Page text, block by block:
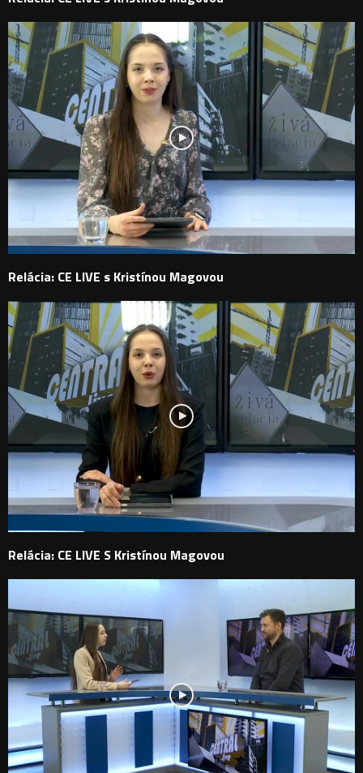
Relácia: CE LIVE s Kristínou Magovou
Relácia: CE LIVE S Kristínou Magovou